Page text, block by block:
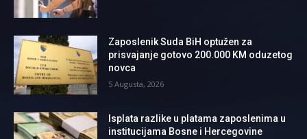
Zaposlenik Suda BiH optužen za
prisvajanje gotovo 200.000 KM oduzetog
novca
5 Augusta, 2026
Isplata razlike u platama zaposlenima u
institucijama Bosne i Hercegovine